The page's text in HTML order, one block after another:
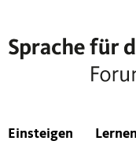
Einsteigen Lernen